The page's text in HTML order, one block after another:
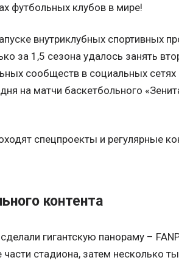
футбольных клубов в мире!
внутриклубных спортивных
за 1,5 сезона удалось занять
сообществ в социальных
на матчи баскетбольного
спецпроекты и регулярные
контента
гигантскую панораму –
стадиона, затем несколько